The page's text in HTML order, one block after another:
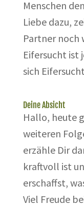
Menschen
Liebe dazu,
Partner noch
Eifersucht ist
sich
Deine Absicht
Hallo, heute
weiteren
erzähle Dir
kraftvoll ist
erschaffst,
Viel Freude